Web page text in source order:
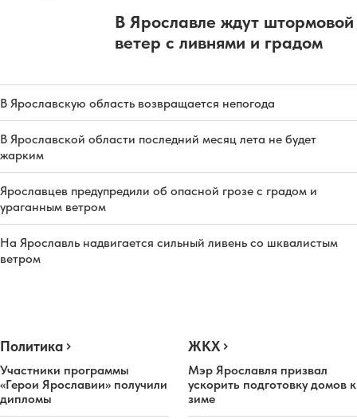
В Ярославле ждут штормовой
ветер с ливнями и градом
В Ярославскую область возвращается непогода
В Ярославской области последний месяц лета не будет
жарким
Ярославцев предупредили об опасной грозе с градом и
ураганным ветром
На Ярославль надвигается сильный ливень со шквалистым
ветром
Политика
Участники программы
«Герои Ярославии» получили
дипломы
ЖКХ
Мэр Ярославля призвал
ускорить подготовку домов к
зиме